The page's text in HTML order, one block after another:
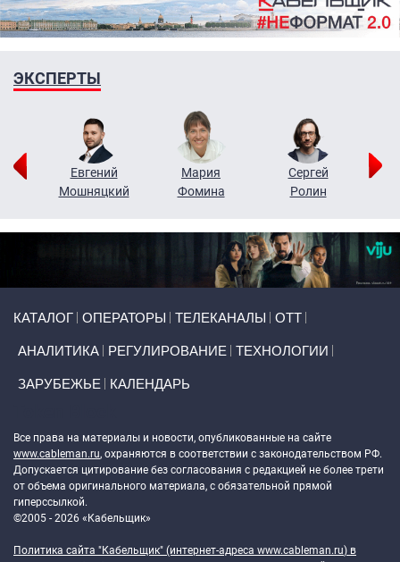
ЭКСПЕРТЫ
Евгений
Мошняцкий
Мария
Фомина
Сергей
Ролин
КАТАЛОГ ОПЕРАТОРЫ ТЕЛЕКАНАЛЫ ОТТ
АНАЛИТИКА РЕГУЛИРОВАНИЕ ТЕХНОЛОГИИ
ЗАРУБЕЖЬЕ КАЛЕНДАРЬ
Все права на материалы и новости, опубликованные на сайте
www.cableman.ru, охраняются в соответствии с законодательством РФ.
Допускается цитирование без согласования с редакцией не более трети
от объема оригинального материала, с обязательной прямой
гиперссылкой.
©2005 - 2026 «Кабельщик»
Политика сайта "Кабельщик" (интернет-адреса www.cableman.ru) в